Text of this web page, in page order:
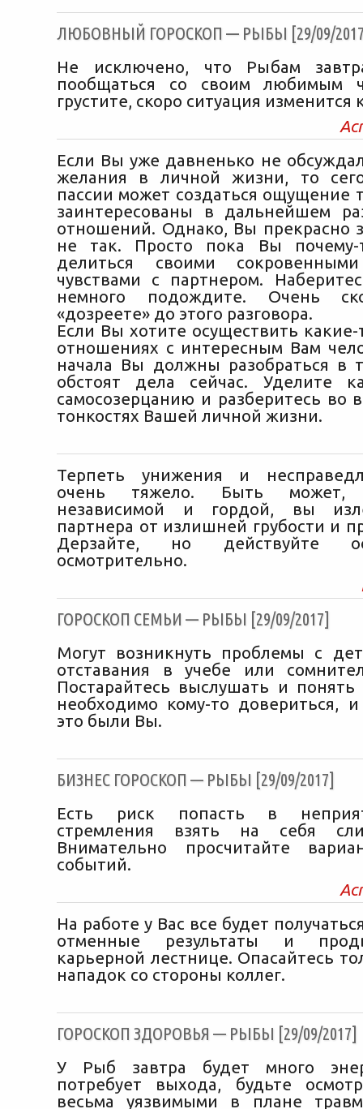
ЛЮБОВНЫЙ ГОРОСКОП — РЫБЫ [29/09/
Не исключено, что Рыбам
пообщаться со своим любимым
грустите, скоро ситуация изменится
Если Вы уже давненько не
желания в личной жизни, то
пассии может создаться ощущение
заинтересованы в дальнейшем
отношений. Однако, Вы прекрасно
не так. Просто пока Вы
делиться своими
чувствами с партнером.
немного подождите. Очень
«дозреете» до этого разговора.
Если Вы хотите осуществить
отношениях с интересным Вам
начала Вы должны разобраться в
обстоят дела сейчас. Уделите
самосозерцанию и разберитесь во
тонкостях Вашей личной жизни.
Терпеть унижения и
очень тяжело. Быть может,
независимой и гордой, вы
партнера от излишней грубости и
Дерзайте, но действуйте
осмотрительно.
ГОРОСКОП СЕМЬИ — РЫБЫ [29/09/2017]
Могут возникнуть проблемы с
отставания в учебе или
Постарайтесь выслушать и
необходимо кому-то довериться,
это были Вы.
БИЗНЕС ГОРОСКОП — РЫБЫ [29/09/2017]
Есть риск попасть в
стремления взять на себя
Внимательно просчитайте
событий.
На работе у Вас все будет
отменные результаты и
карьерной лестнице. Опасайтесь
нападок со стороны коллег.
ГОРОСКОП ЗДОРОВЬЯ — РЫБЫ [29/09/2017]
У Рыб завтра будет много
потребует выхода, будьте
весьма уязвимыми в плане